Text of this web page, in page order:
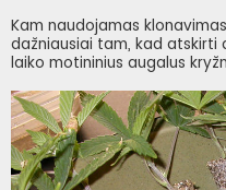
Kam naudojamas
dažniausiai tam, kad atskirti
laiko motininius augalus